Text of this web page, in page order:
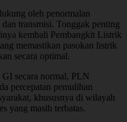
oleh penormalan
transmisi. Tonggak penting
kembali Pembangkit Listrik
memastikan pasokan listrik
secara optimal.
secara normal, PLN
percepatan pemulihan
khususnya di wilayah
yang masih terbatas.